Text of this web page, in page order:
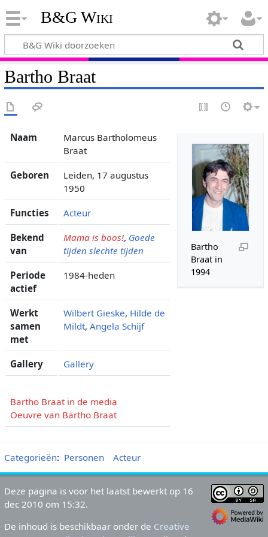
B&G Wiki
Bartho Braat
Bartho
Braat in
1994
Naam
Marcus Bartholomeus
Braat
Geboren
Leiden, 17 augustus
1950
Functies Acteur
Bekend
van
Mama is boos!, Goede
tijden slechte tijden
Periode
actief
1984-heden
Werkt
samen
met
Wilbert Gieske, Hilde de
Mildt, Angela Schijf
Gallery Gallery
Bartho Braat in de media
Oeuvre van Bartho Braat
Categorieën: Personen Acteur
Deze pagina is voor het laatst bewerkt op 16
dec 2010 om 15:32.
De inhoud is beschikbaar onder de Creative